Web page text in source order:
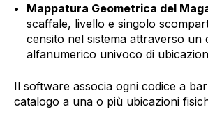
Mappatura Geometrica del
scaffale, livello e singolo
censito nel sistema attraverso un
alfanumerico univoco di
Il software associa ogni codice a
catalogo a una o più ubicazioni